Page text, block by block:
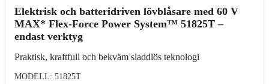
Elektrisk och batteridriven lövblåsare med 60 V
MAX* Flex-Force Power System™ 51825T –
endast verktyg
Praktisk, kraftfull och bekväm sladdlös teknologi
MODELL: 51825T